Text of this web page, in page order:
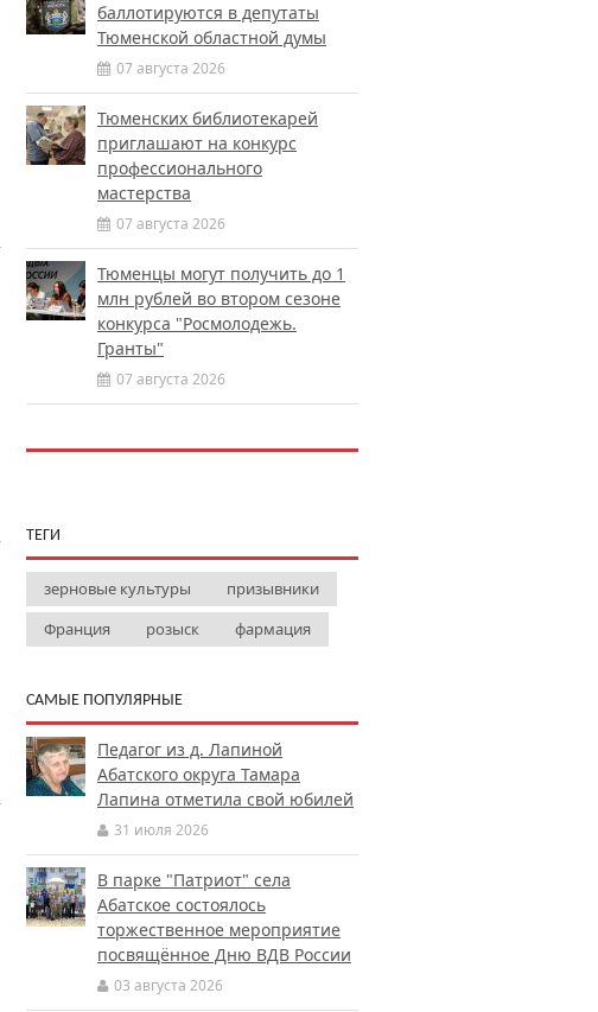
баллотируются в депутаты
Тюменской областной думы
07 августа 2026
Тюменских библиотекарей
приглашают на конкурс
профессионального
мастерства
07 августа 2026
Тюменцы могут получить до 1
млн рублей во втором сезоне
конкурса "Росмолодежь.
Гранты"
07 августа 2026
ТЕГИ
зерновые культуры
призывники
Франция
розыск фармация
САМЫЕ ПОПУЛЯРНЫЕ
Педагог из д. Лапиной
Абатского округа Тамара
Лапина отметила свой юбилей
31 июля 2026
В парке "Патриот" села
Абатское состоялось
торжественное мероприятие
посвящённое Дню ВДВ России
03 августа 2026